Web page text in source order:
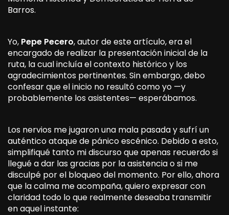
Barros.
Yo, Pepe Pecero, autor de este artículo, era el
encargado de realizar la presentación inicial de la
ruta, la cual incluía el contexto histórico y los
agradecimientos pertinentes. Sin embargo, debo
confesar que el inicio no resultó como yo —y
probablemente los asistentes— esperábamos.
Los nervios me jugaron una mala pasada y sufrí un
auténtico ataque de pánico escénico. Debido a esto,
simplifiqué tanto mi discurso que apenas recuerdo si
llegué a dar las gracias por la asistencia o si me
disculpé por el bloqueo del momento. Por ello, ahora
que la calma me acompaña, quiero expresar con
claridad todo lo que realmente deseaba transmitir
en aquel instante: